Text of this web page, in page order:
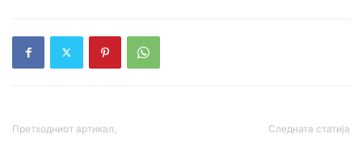
Претходниот артикал, Следната статија